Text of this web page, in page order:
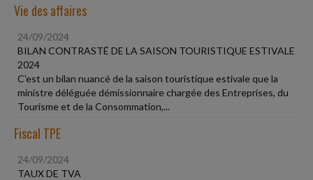
Vie des affaires
24/09/2024
BILAN CONTRASTÉ DE LA SAISON TOURISTIQUE ESTIVALE
2024
C'est un bilan nuancé de la saison touristique estivale que la
ministre déléguée démissionnaire chargée des Entreprises, du
Tourisme et de la Consommation,...
Fiscal TPE
24/09/2024
TAUX DE TVA